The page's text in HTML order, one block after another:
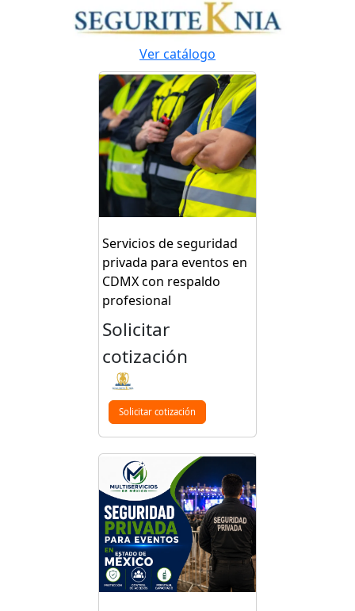
Ver catálogo
Servicios de seguridad
privada para eventos en
CDMX con respaldo
profesional
Solicitar
cotización
Solicitar cotización